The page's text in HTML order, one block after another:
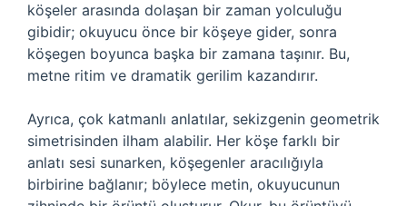
köşeler arasında dolaşan bir zaman yolculuğu
gibidir; okuyucu önce bir köşeye gider, sonra
köşegen boyunca başka bir zamana taşınır. Bu,
metne ritim ve dramatik gerilim kazandırır.
Ayrıca, çok katmanlı anlatılar, sekizgenin geometrik
simetrisinden ilham alabilir. Her köşe farklı bir
anlatı sesi sunarken, köşegenler aracılığıyla
birbirine bağlanır; böylece metin, okuyucunun